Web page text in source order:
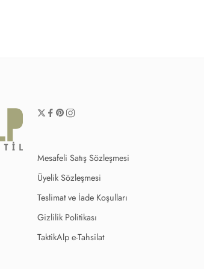
Mesafeli Satış Sözleşmesi
Üyelik Sözleşmesi
Teslimat ve İade Koşulları
Gizlilik Politikası
TaktikAlp e-Tahsilat